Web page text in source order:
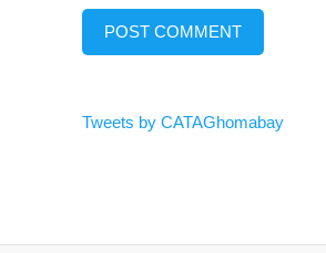
Tweets by CATAGhomabay